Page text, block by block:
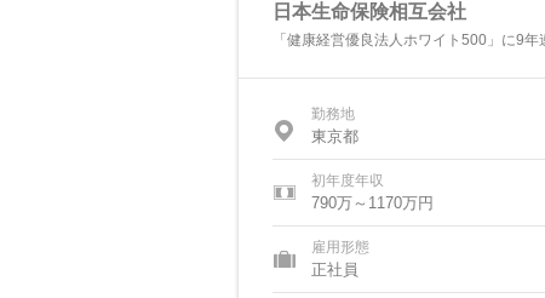
日本生命保険相互会社
「健康経営優良法人ホワイト500」に9
勤務地
東京都
初年度年収
790万～1170万円
雇用形態
正社員